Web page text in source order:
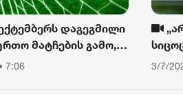
დაგეგმილი
მატჩების გამო,
მოძრაობა
7:06
თუ
3/7/